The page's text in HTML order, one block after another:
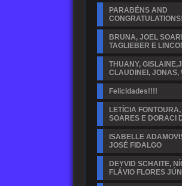
PARABÉNS AND
CONGRATULATIONS!
BRUNA, JOEL
TAGLIEBER E
THUANY,
CLAUDINEI, JONAS,
Felicidades!!!!
LETÍCIA
SOARES E DORACI
ISABELLE
JOSÉ FIDALGO
DEYVID SCHAITE,
FLÁVIO FLORES